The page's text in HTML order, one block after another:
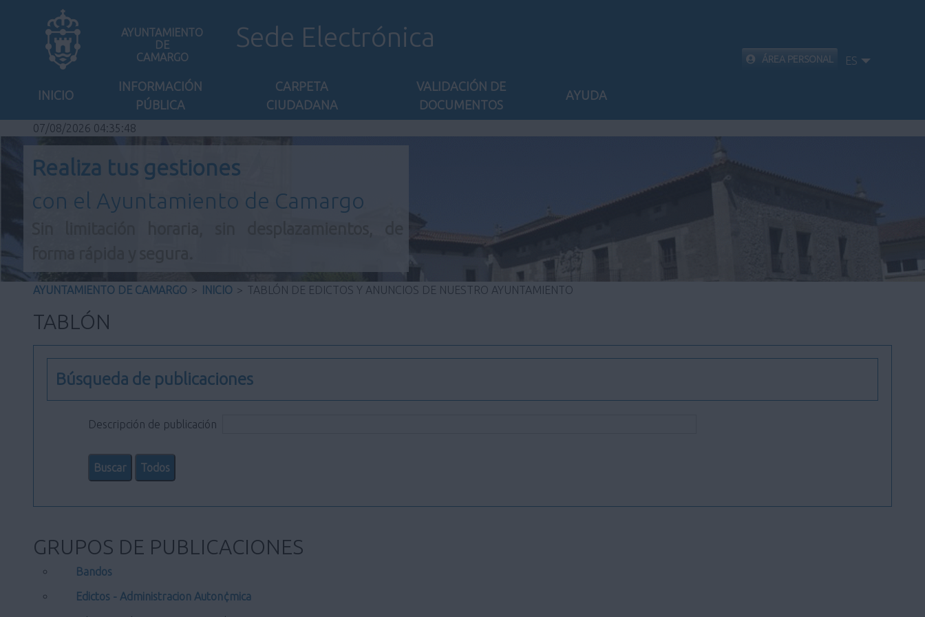
AYUNTAMIENTO
DE
CAMARGO
Sede Electrónica
INICIO
INFORMACIÓN
PÚBLICA
CARPETA
CIUDADANA
VALIDACIÓN DE
DOCUMENTOS
AYUDA
ÁREA PERSONAL ES
07/08/2026 04:35:49
Realiza tus gestiones
con el Ayuntamiento de Camargo
AYUNTAMIENTO DE CAMARGO > INICIO > TABLÓN DE EDICTOS Y ANUNCIOS DE NUESTRO AYUNTAMIENTO
TABLÓN
Búsqueda de publicaciones
Descripción de publicación
GRUPOS DE PUBLICACIONES
Bandos
Edictos - Administracion Auton¢mica